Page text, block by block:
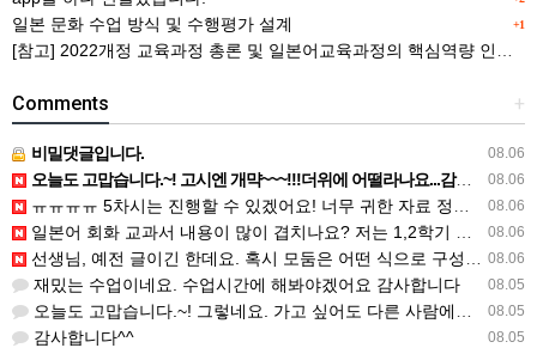
+1
일본 문화 수업 방식 및 수행평가 설계
+
Comments
08.06
비밀댓글입니다.
08.06
오늘도 고맙습니다.~! 고시엔 개먁~~~!!!더위에 어떨라나요...감사합니다. ^^
08.06
ㅠㅠㅠㅠ 5차시는 진행할 수 있겠어요! 너무 귀한 자료 정말 감사합니다!!!
08.06
일본어 회화 교과서 내용이 많이 겹치나요? 저는 1,2학기 출판사가 달라서인지, 회화 단어와 분량이 더 많다…
08.06
선생님, 예전 글이긴 한데요. 혹시 모둠은 어떤 식으로 구성하셨을까요? 진단평가를 보시고 모둠장(도우미학생)…
08.05
재밌는 수업이네요. 수업시간에 해봐야겠어요 감사합니다
08.05
오늘도 고맙습니다.~! 그렇네요. 가고 싶어도 다른 사람에게 민폐는 안되는 것... 감사해요. ^^
08.05
감사합니다^^